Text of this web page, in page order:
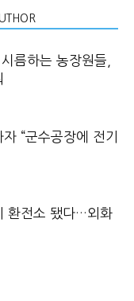
름하는 농장원들,
“군수공장에 전기
환전소 됐다…외화